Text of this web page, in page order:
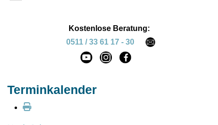
Kostenlose Beratung:
0511 / 33 61 17 - 30
Terminkalender